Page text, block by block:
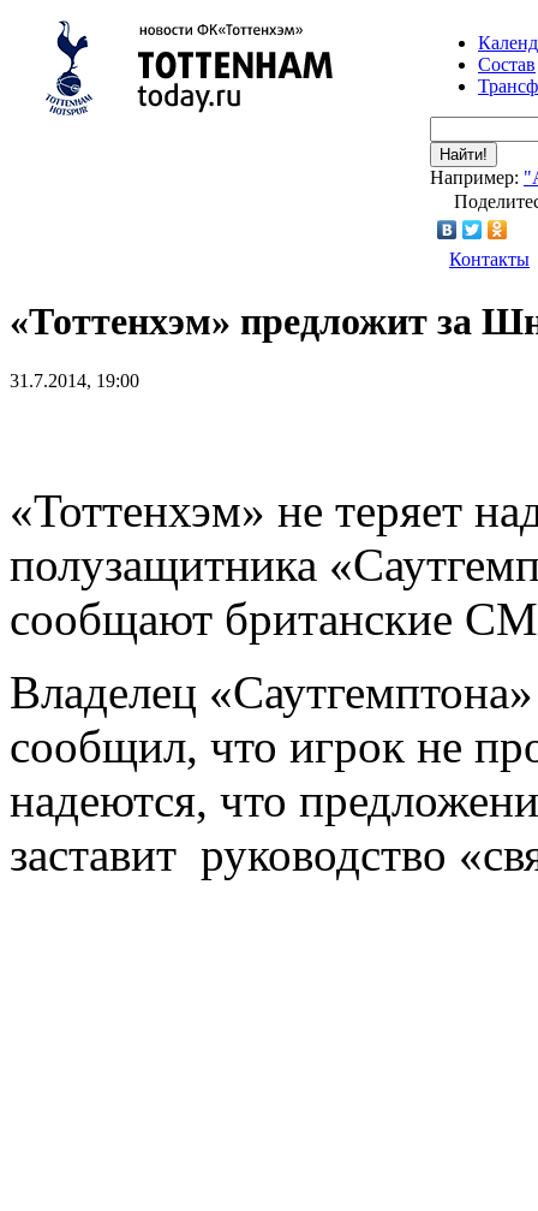
Состав
Найти!
Например:
Контакты
«Тоттенхэм» предложит за
31.7.2014, 19:00
«Тоттенхэм» не теряет
полузащитника
сообщают британские
Владелец
сообщил, что игрок не
надеются, что
заставит руководство